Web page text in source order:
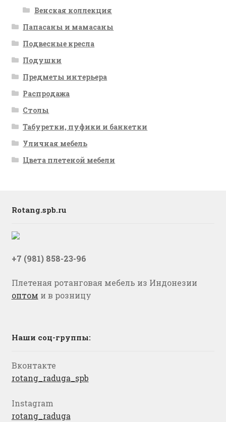
Венская коллекция
Папасаны и мамасаны
Подвесные кресла
Подушки
Предметы интерьера
Распродажа
Столы
Табуретки, пуфики и банкетки
Уличная мебель
Цвета плетеной мебели
Rotang.spb.ru
+7 (981) 858-23-96
Плетеная ротанговая мебель из Индонезии
оптом и в розницу
Наши соц-группы:
Вконтакте
rotang_raduga_spb
Instagram
rotang_raduga